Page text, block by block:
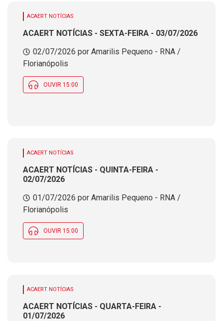
ACAERT NOTÍCIAS
ACAERT NOTÍCIAS - SEXTA-FEIRA - 03/07/2026
02/07/2026 por Amarilis Pequeno - RNA /
Florianópolis
OUVIR 15:00
ACAERT NOTÍCIAS
ACAERT NOTÍCIAS - QUINTA-FEIRA -
02/07/2026
01/07/2026 por Amarilis Pequeno - RNA /
Florianópolis
OUVIR 15:00
ACAERT NOTÍCIAS
ACAERT NOTÍCIAS - QUARTA-FEIRA -
01/07/2026